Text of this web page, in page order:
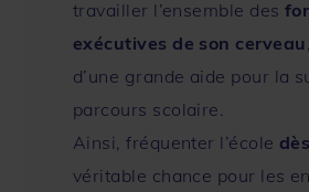
travailler l’ensemble des
exécutives de son cerveau
d’une grande aide pour la
parcours scolaire.
Ainsi, fréquenter l’école
véritable chance pour les